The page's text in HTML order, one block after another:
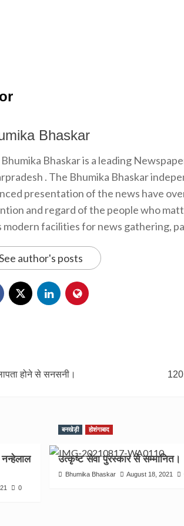
Bhaskar
Bhaskar is a leading
. The Bhumika Bhaskar
presentation of the news have
and regard of the people who
modern facilities for news gathering,
author's posts
होने से सनसनी।
120
0
बनखेड़ी होशंगाबाद
उत्कृष्ट सेवा पुरस्कार से सम्मानित।
Bhumika Bhaskar August 18, 2021